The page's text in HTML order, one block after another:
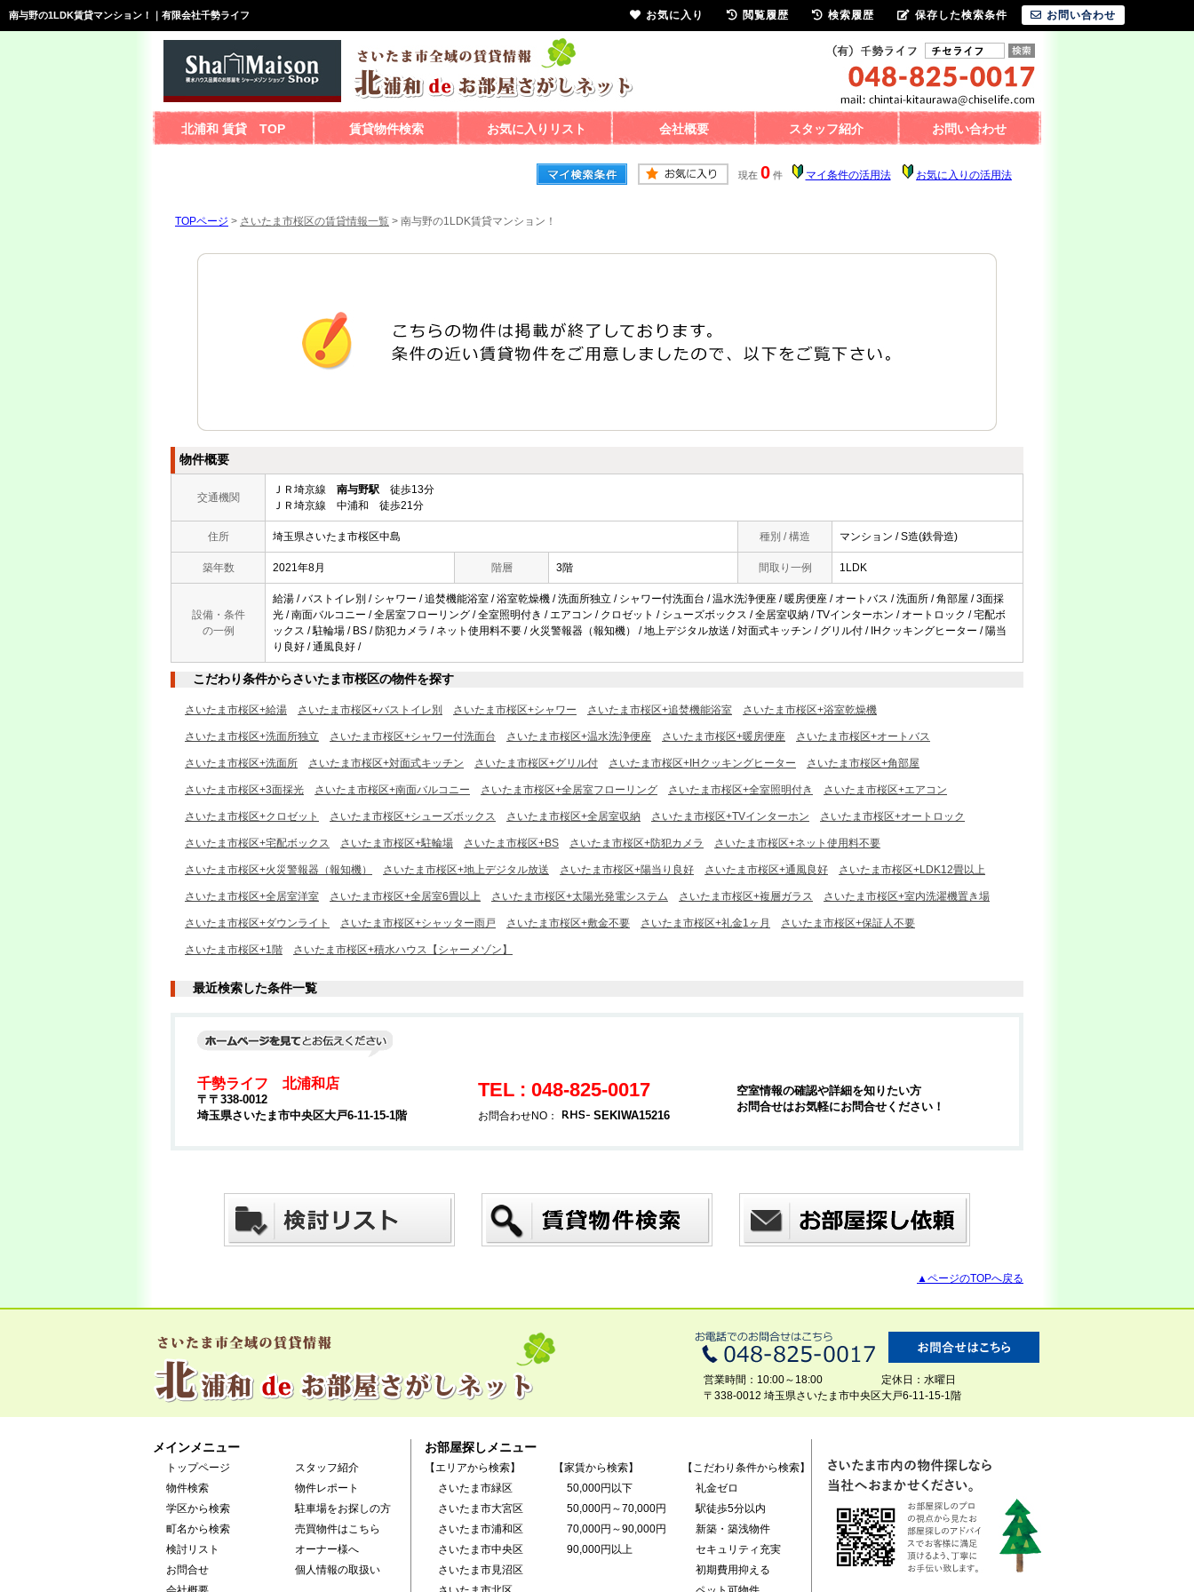
南与野の1LDK賃貸マンション！｜有限会社千勢ライフ
北浦和 賃貸 TOP 賃貸物件検索 お気に入りリスト 会社概要 スタッフ紹介 お問い合わせ
現在 0 件 マイ条件の活用法 お気に入りの活用法
TOPページ > さいたま市桜区の賃貸情報一覧 > 南与野の1LDK賃貸マンション！
物件概要
交通機関
ＪＲ埼京線 南与野駅 徒歩13分
ＪＲ埼京線 中浦和 徒歩21分
住所 埼玉県さいたま市桜区中島 種別 / 構造 マンション / S造(鉄骨造)
築年数 2021年8月 階層 3階 間取り一例 1LDK
設備・条件
の一例
給湯 / バストイレ別 / シャワー / 追焚機能浴室 / 浴室乾燥機 / 洗面所独立 / シャワー付洗面台 / 温水洗浄便座 / 暖房便座 / オートバス / 洗面所 / 角部屋 / 3面採
光 / 南面バルコニー / 全居室フローリング / 全室照明付き / エアコン / クロゼット / シューズボックス / 全居室収納 / TVインターホン / オートロック / 宅配ボ
ックス / 駐輪場 / BS / 防犯カメラ / ネット使用料不要 / 火災警報器（報知機） / 地上デジタル放送 / 対面式キッチン / グリル付 / IHクッキングヒーター / 陽当
り良好 / 通風良好 /
こだわり条件からさいたま市桜区の物件を探す
さいたま市桜区+給湯 さいたま市桜区+バストイレ別 さいたま市桜区+シャワー さいたま市桜区+追焚機能浴室 さいたま市桜区+浴室乾燥機
さいたま市桜区+洗面所独立 さいたま市桜区+シャワー付洗面台 さいたま市桜区+温水洗浄便座 さいたま市桜区+暖房便座 さいたま市桜区+オートバス
さいたま市桜区+洗面所 さいたま市桜区+対面式キッチン さいたま市桜区+グリル付 さいたま市桜区+IHクッキングヒーター さいたま市桜区+角部屋
さいたま市桜区+3面採光 さいたま市桜区+南面バルコニー さいたま市桜区+全居室フローリング さいたま市桜区+全室照明付き さいたま市桜区+エアコン
さいたま市桜区+クロゼット さいたま市桜区+シューズボックス さいたま市桜区+全居室収納 さいたま市桜区+TVインターホン さいたま市桜区+オートロック
さいたま市桜区+宅配ボックス さいたま市桜区+駐輪場 さいたま市桜区+BS さいたま市桜区+防犯カメラ さいたま市桜区+ネット使用料不要
さいたま市桜区+火災警報器（報知機） さいたま市桜区+地上デジタル放送 さいたま市桜区+陽当り良好 さいたま市桜区+通風良好 さいたま市桜区+LDK12畳以上
さいたま市桜区+全居室洋室 さいたま市桜区+全居室6畳以上 さいたま市桜区+太陽光発電システム さいたま市桜区+複層ガラス さいたま市桜区+室内洗濯機置き場
さいたま市桜区+ダウンライト さいたま市桜区+シャッター雨戸 さいたま市桜区+敷金不要 さいたま市桜区+礼金1ヶ月 さいたま市桜区+保証人不要
さいたま市桜区+1階 さいたま市桜区+積水ハウス【シャーメゾン】
最近検索した条件一覧
千勢ライフ 北浦和店
〒〒338-0012
埼玉県さいたま市中央区大戸6-11-15-1階
TEL : 048-825-0017
お問合わせNO： SEKIWA15216
空室情報の確認や詳細を知りたい方
お問合せはお気軽にお問合せください！
▲ページのTOPへ戻る
営業時間：10:00～18:00
定休日：水曜日
〒338-0012 埼玉県さいたま市中央区大戸6-11-15-1階
メインメニュー
トップページ
物件検索
学区から検索
町名から検索
検討リスト
お問合せ
スタッフ紹介
物件レポート
駐車場をお探しの方
売買物件はこちら
オーナー様へ
個人情報の取扱い
お部屋探しメニュー
【エリアから検索】
さいたま市緑区
さいたま市大宮区
さいたま市浦和区
さいたま市中央区
さいたま市見沼区
【家賃から検索】
50,000円以下
50,000円～70,000円
70,000円～90,000円
90,000円以上
【こだわり条件から検索】
礼金ゼロ
駅徒歩5分以内
新築・築浅物件
セキュリティ充実
初期費用抑える
お気に入り 閲覧履歴 検索履歴 保存した検索条件 お問い合わせ